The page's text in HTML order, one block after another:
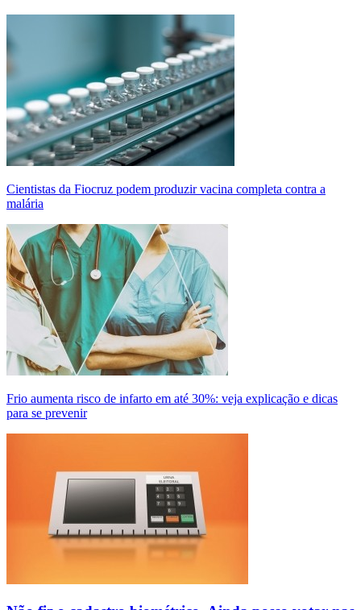
Cientistas da Fiocruz podem produzir vacina completa contra a
malária
Frio aumenta risco de infarto em até 30%: veja explicação e dicas
para se prevenir